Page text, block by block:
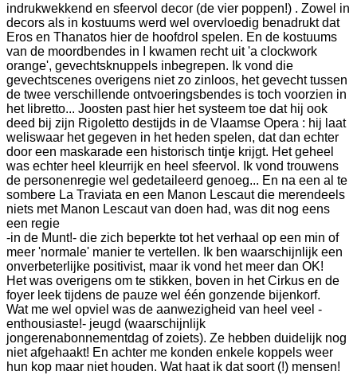
indrukwekkend en sfeervol decor (de vier poppen!) . Zowel in
decors als in kostuums werd wel overvloedig benadrukt dat
Eros en Thanatos hier de hoofdrol spelen. En de kostuums
van de moordbendes in I kwamen recht uit 'a clockwork
orange', gevechtsknuppels inbegrepen. Ik vond die
gevechtscenes overigens niet zo zinloos, het gevecht tussen
de twee verschillende ontvoeringsbendes is toch voorzien in
het libretto... Joosten past hier het systeem toe dat hij ook
deed bij zijn Rigoletto destijds in de Vlaamse Opera : hij laat
weliswaar het gegeven in het heden spelen, dat dan echter
door een maskarade een historisch tintje krijgt. Het geheel
was echter heel kleurrijk en heel sfeervol. Ik vond trouwens
de personenregie wel gedetaileerd genoeg... En na een al te
sombere La Traviata en een Manon Lescaut die merendeels
niets met Manon Lescaut van doen had, was dit nog eens
een regie
-in de Munt!- die zich beperkte tot het verhaal op een min of
meer 'normale' manier te vertellen. Ik ben waarschijnlijk een
onverbeterlijke positivist, maar ik vond het meer dan OK!
Het was overigens om te stikken, boven in het Cirkus en de
foyer leek tijdens de pauze wel één gonzende bijenkorf.
Wat me wel opviel was de aanwezigheid van heel veel -
enthousiaste!- jeugd (waarschijnlijk
jongerenabonnementdag of zoiets). Ze hebben duidelijk nog
niet afgehaakt! En achter me konden enkele koppels weer
hun kop maar niet houden. Wat haat ik dat soort (!) mensen!